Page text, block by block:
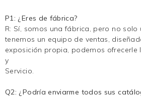
P1: ¿Eres de fábrica?
R: Sí, somos una fábrica, pero no
tenemos un equipo de ventas,
exposición propia, podemos ofrecerle
y
Servicio.
Q2: ¿Podría enviarme todos sus